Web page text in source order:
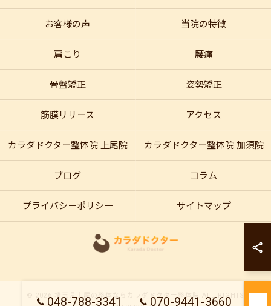
048-788-3341 070-9441-3660
カラダドクター
カラダドクター
お客様の声 当院の特徴
肩こり 腰痛
骨盤矯正 姿勢矯正
筋膜リリース アクセス
カラダドクター整体院 上尾院 カラダドクター整体院 加須院
ブログ コラム
プライバシーポリシー サイトマップ
© 2026 埼玉県上尾の整体ならカラダドクター整体院 ALL RIGHTS